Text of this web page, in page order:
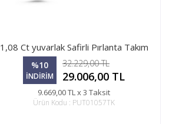
1,08 Ct yuvarlak Safirli Pırlanta Takım
%10
İNDİRİM
32.229,00 TL
29.006,00 TL
9.669,00 TL x 3 Taksit
Ürün Kodu : PUT01057TK